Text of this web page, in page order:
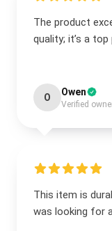
The product
quality; it’s a top
O Owen
Verified
This item is
was looking for